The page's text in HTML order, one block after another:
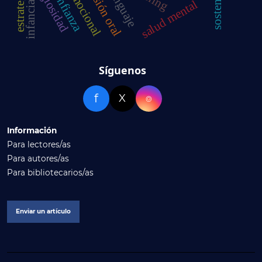
salud mental
infancia
Síguenos
f X ⌾
Información
Para lectores/as
Para autores/as
Para bibliotecarios/as
Enviar un artículo